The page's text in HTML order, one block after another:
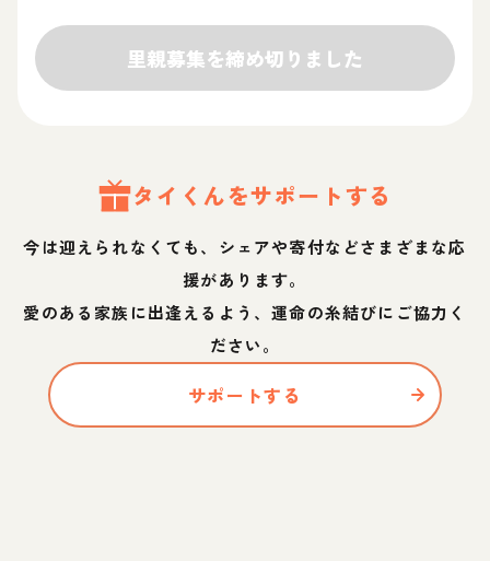
里親募集を締め切りました
タイ くんをサポートする
今は迎えられなくても、シェアや寄付などさまざまな応
援があります。
愛のある家族に出逢えるよう、運命の糸結びにご協力く
ださい。
サポートする